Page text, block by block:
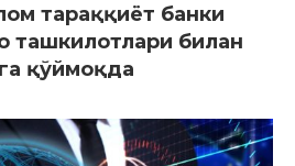
тараққиёт банки
ташкилотлари билан
қўймоқда